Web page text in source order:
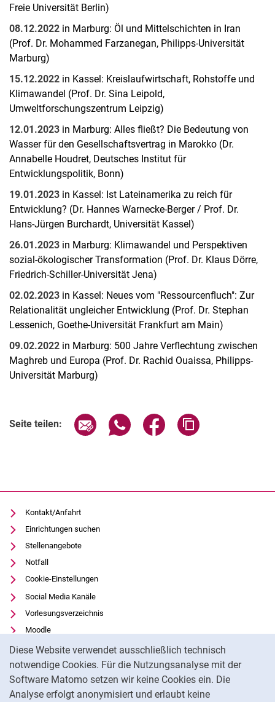
Diese Website verwendet ausschließlich technisch
notwendige Cookies. Für die Nutzungsanalyse mit der
Software Matomo setzen wir keine Cookies ein. Die
Analyse erfolgt anonymisiert und erlaubt keine
Freie Universität Berlin)
08.12.2022 in Marburg: Öl und Mittelschichten in Iran
(Prof. Dr. Mohammed Farzanegan, Philipps-Universität
Marburg)
15.12.2022 in Kassel: Kreislaufwirtschaft, Rohstoffe und
Klimawandel (Prof. Dr. Sina Leipold,
Umweltforschungszentrum Leipzig)
12.01.2023 in Marburg: Alles fließt? Die Bedeutung von
Wasser für den Gesellschaftsvertrag in Marokko (Dr.
Annabelle Houdret, Deutsches Institut für
Entwicklungspolitik, Bonn)
19.01.2023 in Kassel: Ist Lateinamerika zu reich für
Entwicklung? (Dr. Hannes Warnecke-Berger / Prof. Dr.
Hans-Jürgen Burchardt, Universität Kassel)
26.01.2023 in Marburg: Klimawandel und Perspektiven
sozial-ökologischer Transformation (Prof. Dr. Klaus Dörre,
Friedrich-Schiller-Universität Jena)
02.02.2023 in Kassel: Neues vom "Ressourcenfluch": Zur
Relationalität ungleicher Entwicklung (Prof. Dr. Stephan
Lessenich, Goethe-Universität Frankfurt am Main)
09.02.2022 in Marburg: 500 Jahre Verflechtung zwischen
Maghreb und Europa (Prof. Dr. Rachid Ouaissa, Philipps-
Universität Marburg)
Seite teilen: Seite über E-Mail teilen
Seite über WhatsApp teilen
Seite über Facebook
Kontakt/Anfahrt
Einrichtungen suchen
Stellenangebote
Notfall
Cookie-Einstellungen
Social Media Kanäle
Vorlesungsverzeichnis
Moodle
Panopto
Universitätsbibliothek
Datenschutz
Barrierefreiheit